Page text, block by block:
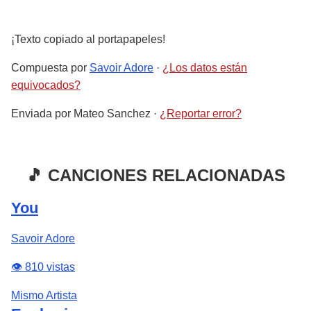
¡Texto copiado al portapapeles!
Compuesta por Savoir Adore · ¿Los datos están
equivocados?
Enviada por Mateo Sanchez · ¿Reportar error?
🎵 CANCIONES RELACIONADAS
You
Savoir Adore
👁️ 810 vistas
Mismo Artista